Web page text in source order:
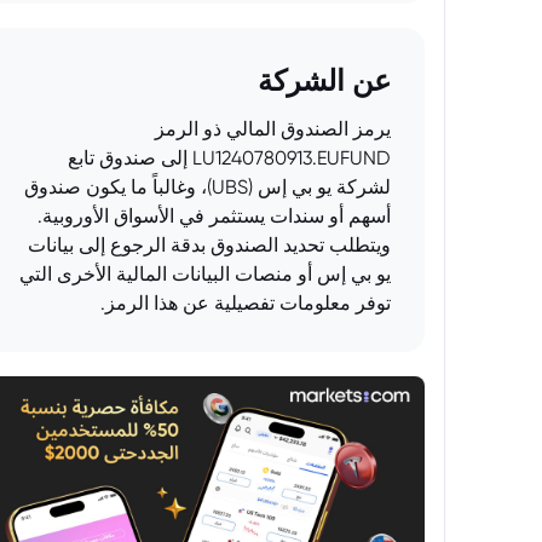
عن الشركة
يرمز الصندوق المالي ذو الرمز
LU1240780913.EUFUND إلى صندوق تابع
لشركة يو بي إس (UBS)، وغالباً ما يكون صندوق
أسهم أو سندات يستثمر في الأسواق الأوروبية.
ويتطلب تحديد الصندوق بدقة الرجوع إلى بيانات
يو بي إس أو منصات البيانات المالية الأخرى التي
توفر معلومات تفصيلية عن هذا الرمز.